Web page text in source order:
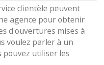
clientèle peuvent
agence pour obtenir
d'ouvertures mises à
voulez parler à un
pouvez utiliser les